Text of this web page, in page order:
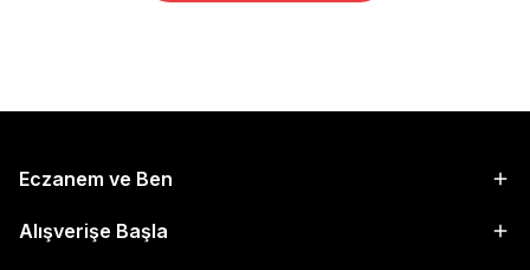
Eczanem ve Ben
Alışverişe Başla